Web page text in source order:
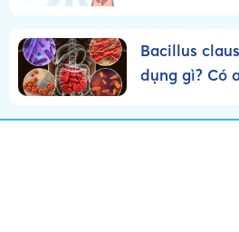
Bacillus
dụng gì? Có